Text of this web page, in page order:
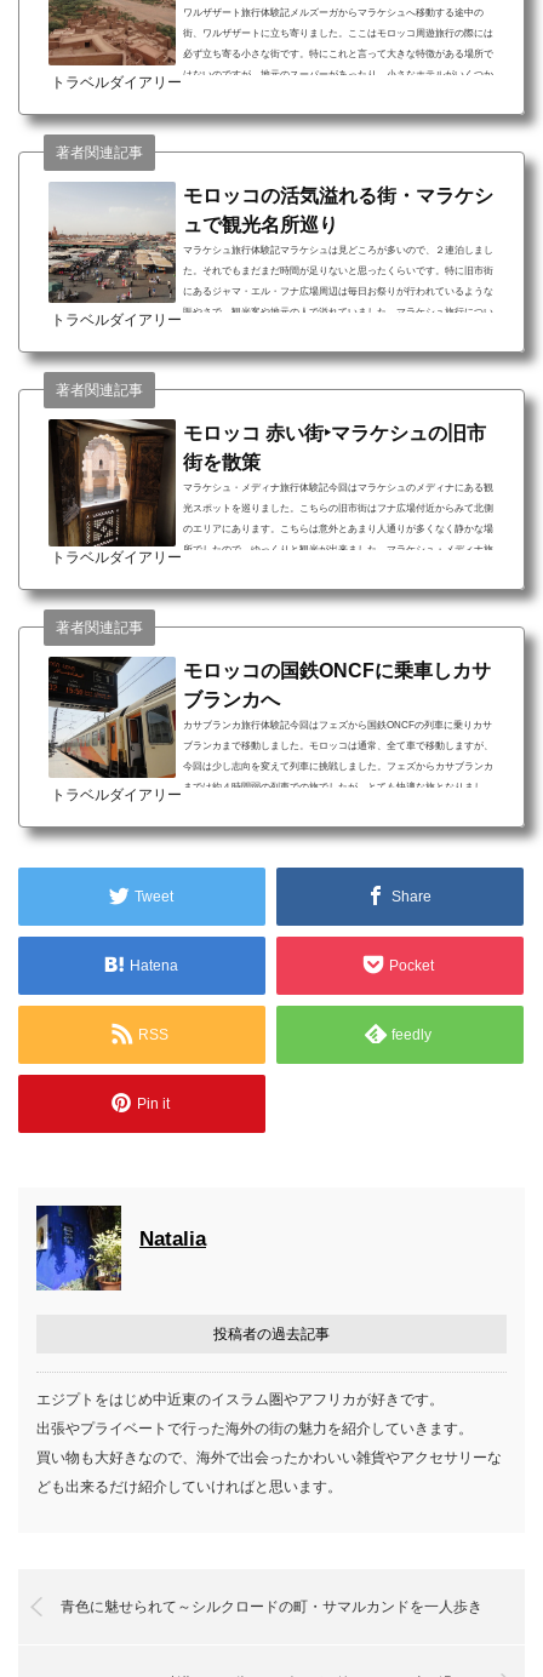
ワルザザート旅行体験記メルズーガからマラケシュへ移動する途中の
街、ワルザザートに立ち寄りました。ここはモロッコ周遊旅行の際には
必ず立ち寄る小さな街です。特にこれと言って大きな特徴がある場所で
はないのですが、地元のスーパーがあったり、小さなホテルがいくつか
について 近郊のアイトベンハッドゥへの観光拠点となる 静かな街なので
トラベルダイアリー
モロッコの活気溢れる街・マラケシ
ュで観光名所巡り
マラケシュ旅行体験記マラケシュは見どころが多いので、２連泊しまし
た。それでもまだまだ時間が足りないと思ったくらいです。特に旧市街
にあるジャマ・エル・フナ広場周辺は毎日お祭りが行われているような
賑やさで、観光客や地元の人で溢れていました。マラケシュ旅行につい
フナ広場で食事が楽しめる メディナや大型スーパーがあり買い物場所に
トラベルダイアリー
著者関連記事
モロッコ 赤い街‣マラケシュの旧市
街を散策
マラケシュ・メディナ旅行体験記今回はマラケシュのメディナにある観
光スポットを巡りました。こちらの旧市街はフナ広場付近からみて北側
のエリアにあります。こちらは意外とあまり人通りが多くなく静かな場
所でしたので、ゆっくりと観光が出来ました。マラケシュ・メディナ旅
のお店があるので散歩するだけでも楽しめる 神学校などの宗教系の建築
トラベルダイアリー
著者関連記事
モロッコの国鉄ONCFに乗車しカサ
ブランカへ
カサブランカ旅行体験記今回はフェズから国鉄ONCFの列車に乗りカサ
ブランカまで移動しました。モロッコは通常、全て車で移動しますが、
今回は少し志向を変えて列車に挑戦しました。フェズからカサブランカ
までは約４時間弱の列車での旅でしたが、とても快適な旅となりまし
にてティータイム 港町なのでシーフード料理も美味しく頂ける 大都市の
カ」で知られている場所ですね。この映画に出てく...
トラベルダイアリー
著者関連記事
Tweet Share
Hatena Pocket
RSS feedly
Pin it
Natalia
投稿者の過去記事
エジプトをはじめ中近東のイスラム圏やアフリカが好きです。
出張やプライベートで行った海外の街の魅力を紹介していきます。
買い物も大好きなので、海外で出会ったかわいい雑貨やアクセサリーな
ども出来るだけ紹介していければと思います。
青色に魅せられて～シルクロードの町・サマルカンドを一人歩き